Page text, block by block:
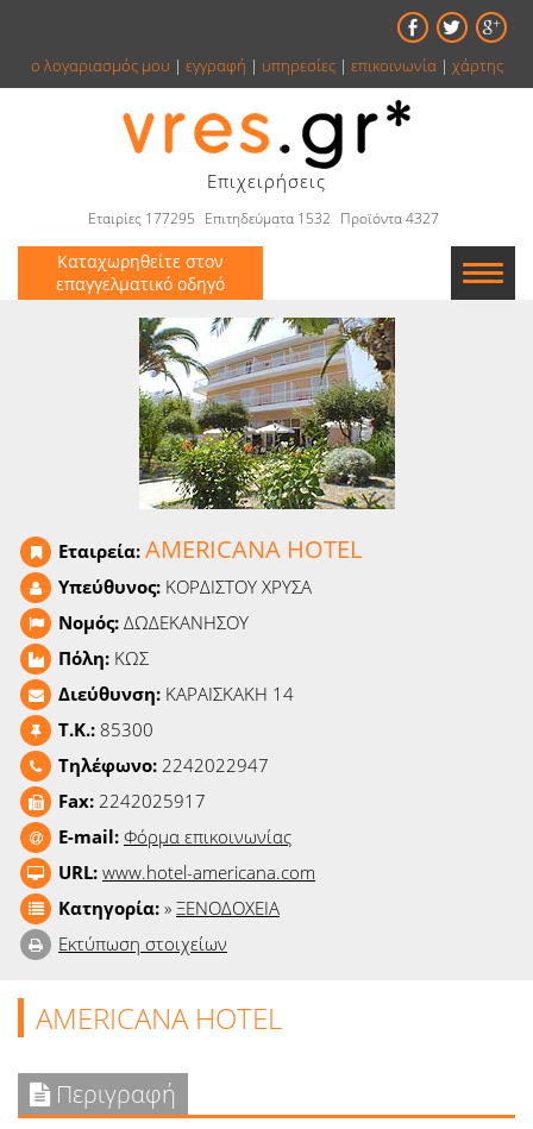
ο λογαριασμός μου | εγγραφή | υπηρεσίες| επικοινωνία| χάρτης
Επιχειρήσεις
Εταιρίες 177295 Επιτηδεύματα 1532 Προϊόντα 4327
Καταχωρηθείτε στον
επαγγελματικό οδηγό
Εταιρείες
Κατάλογος
Αγγελίες
Ειδήσεις
Παιχνίδια
Ραδιόφωνο
Ταινίες
Εταιρεία: AMERICANA HOTEL
Υπεύθυνος: ΚΟΡΔΙΣΤΟΥ ΧΡΥΣΑ
Νομός: ΔΩΔΕΚΑΝΗΣΟΥ
Πόλη: ΚΩΣ
Διεύθυνση: ΚΑΡΑΙΣΚΑΚΗ 14
T.K.: 85300
Τηλέφωνο: 2242022947
Fax: 2242025917
E-mail: Φόρμα επικοινωνίας
URL: www.hotel-americana.com
Κατηγορία: » ΞΕΝΟΔΟΧΕΙΑ
Εκτύπωση στοιχείων
AMERICANA HOTEL
Περιγραφή